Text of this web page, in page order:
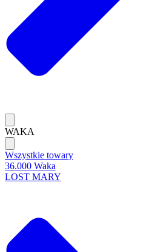
WAKA
Wszystkie towary
36.000 Waka
LOST MARY